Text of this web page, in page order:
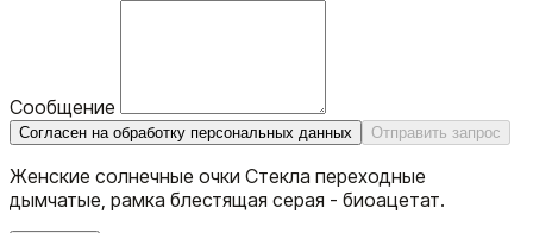
Сообщение
Согласен на обработку персональных данных Отправить запрос
Женские солнечные очки Стекла переходные
дымчатые, рамка блестящая серая - биоацетат.